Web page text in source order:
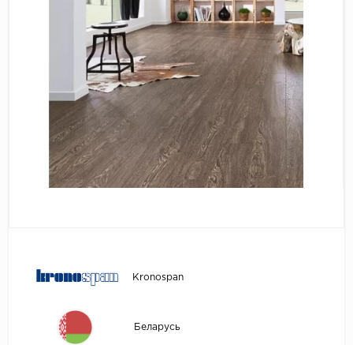
CronaFloor
Damy Floor
Decoria
Dolce Flooring
ECO Parquet
Kronospan
Беларусь